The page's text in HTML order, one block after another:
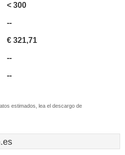
< 300
--
€ 321,71
--
--
estimados, lea el descargo de